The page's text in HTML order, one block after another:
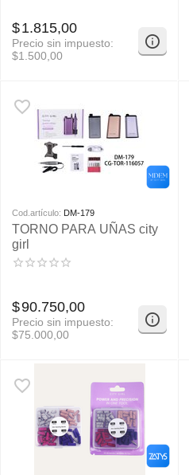
$1.815,00
Precio sin impuesto:
$1.500,00
Cod.artículo: DM-179
TORNO PARA UÑAS city
girl
$90.750,00
Precio sin impuesto:
$75.000,00